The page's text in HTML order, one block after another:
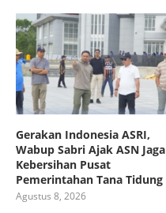
Gerakan Indonesia ASRI,
Wabup Sabri Ajak ASN Jaga
Kebersihan Pusat
Pemerintahan Tana Tidung
Agustus 8, 2026